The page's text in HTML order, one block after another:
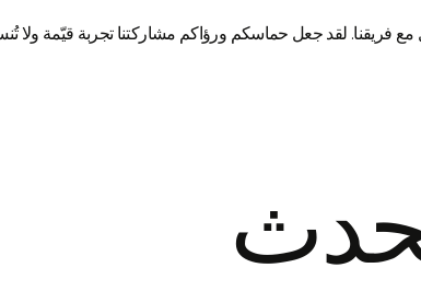
فريقنا. لقد جعل حماسكم ورؤاكم مشاركتنا تجربة قيّمة ولا